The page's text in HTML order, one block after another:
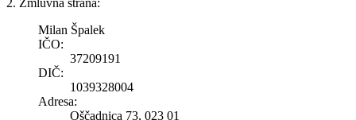
Milan Špalek
IČO:
37209191
DIČ:
1039328004
Adresa:
Oščadnica 73, 023 01